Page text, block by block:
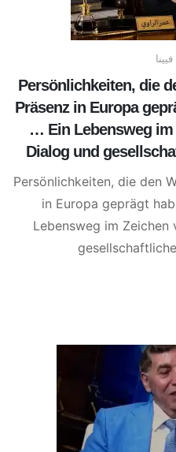
Persönlichkeiten, die
Präsenz in Europa
… Ein Lebensweg im
Dialog und
Persönlichkeiten, die den
in Europa geprägt
Lebensweg im Zeichen